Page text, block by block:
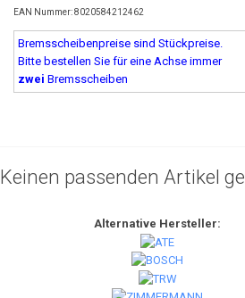
EAN Nummer: 8020584212462
Bremsscheibenpreise sind Stückpreise.
Bitte bestellen Sie für eine Achse immer
zwei Bremsscheiben
Keinen passenden Artikel
Alternative Hersteller: